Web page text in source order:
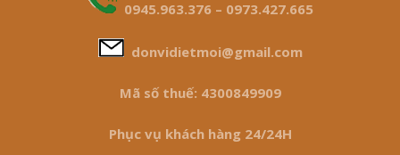
0945.963.376 – 0973.427.665
donvidietmoi@gmail.com
Mã số thuế: 4300849909
Phục vụ khách hàng 24/24H